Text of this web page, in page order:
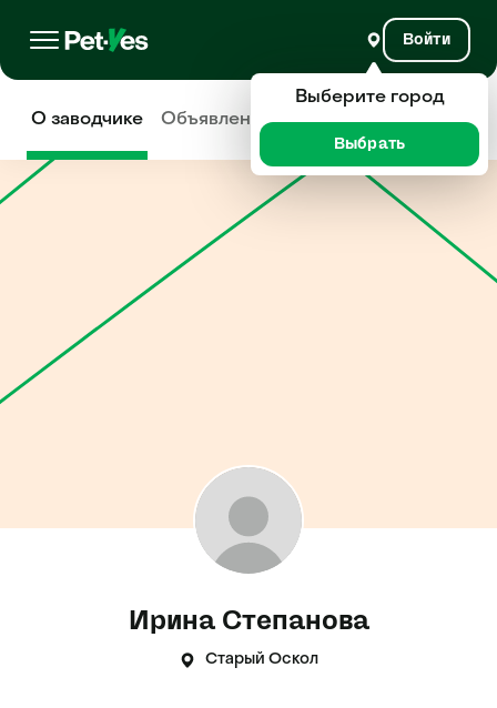
Войти
О заводчике Объявления Отзывы
Ирина Степанова
Старый Оскол
Выберите город
Выбрать